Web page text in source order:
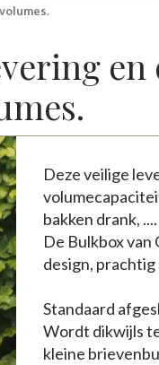
Deze veilige
bakken drank, ....
De Bulkbox
design,
Standaard
Wordt dikwijls
kleine